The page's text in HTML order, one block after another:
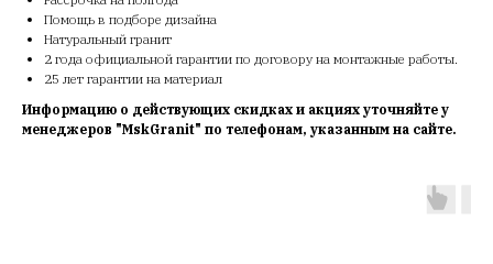
Помощь в подборе дизайна
Натуральный гранит
2 года официальной гарантии по договору на монтажные работы.
25 лет гарантии на материал
Информацию о действующих скидках и акциях уточняйте у
менеджеров "MskGranit" по телефонам, указанным на сайте.